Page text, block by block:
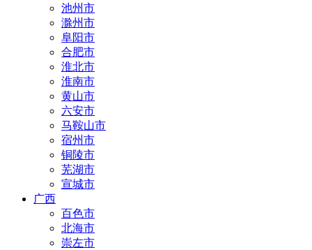
池州市
滁州市
阜阳市
合肥市
淮北市
淮南市
黄山市
六安市
马鞍山市
宿州市
铜陵市
芜湖市
宣城市
广西
百色市
北海市
崇左市